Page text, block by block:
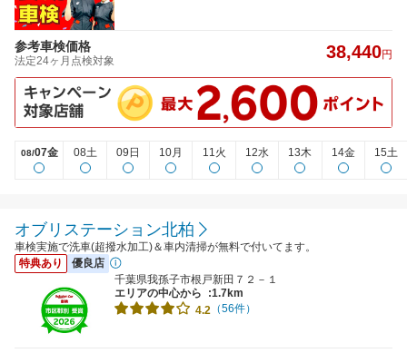
参考車検価格
法定24ヶ月点検対象 38,440円
08/07金 08土 09日 10月 11火 12水 13木 14金 15土
オブリステーション北柏
車検実施で洗車(超撥水加工)＆車内清掃が無料で付いてます。
特典あり
優良店
千葉県我孫子市根戸新田７２－１
エリアの中心から
:1.7km
4.2 （56件）